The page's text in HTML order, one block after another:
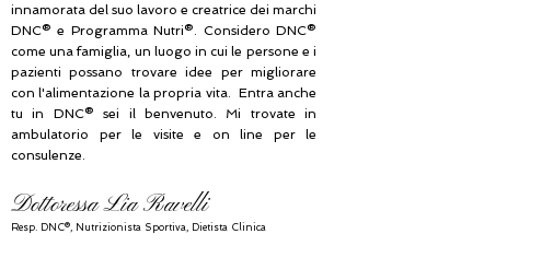
innamorata del suo lavoro e creatrice dei marchi
DNC® e Programma Nutri®. Considero DNC®
come una famiglia, un luogo in cui le persone e i
pazienti possano trovare idee per migliorare
con l'alimentazione la propria vita. Entra anche
tu in DNC® sei il benvenuto. Mi trovate in
ambulatorio per le visite e on line per le
consulenze.
Dottoressa Lia Ravelli
Resp. DNC®, N utrizionista Sportiva, Dietista Clinica